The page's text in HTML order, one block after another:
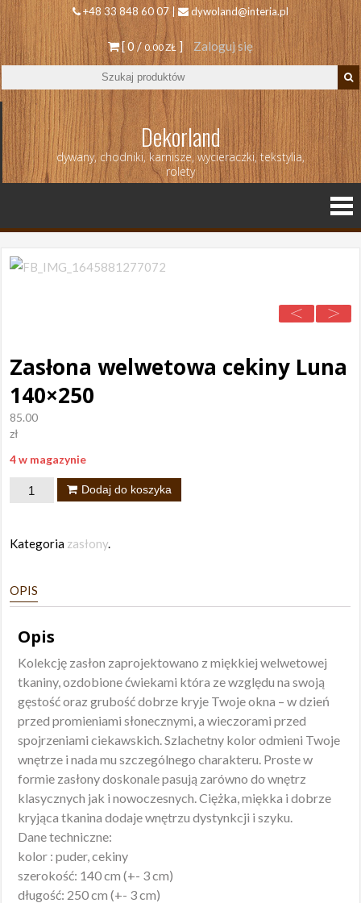
+48 33 848 60 07 | dywoland@interia.pl
[ 0 /0.00 ZŁ ] Zaloguj się
Dekorland
dywany, chodniki, karnisze, wycieraczki, tekstylia,
rolety
Zasłona welwetowa cekiny Luna
140×250
85.00
zł
4 w magazynie
ilość
cekiny
140x250
Dodaj do koszyka
Kategoria zasłony.
OPIS
Opis
Kolekcję zasłon zaprojektowano z miękkiej welwetowej
tkaniny, ozdobione ćwiekami która ze względu na swoją
gęstość oraz grubość dobrze kryje Twoje okna – w dzień
przed promieniami słonecznymi, a wieczorami przed
spojrzeniami ciekawskich. Szlachetny kolor odmieni Twoje
wnętrze i nada mu szczególnego charakteru. Proste w
formie zasłony doskonale pasują zarówno do wnętrz
klasycznych jak i nowoczesnych. Ciężka, miękka i dobrze
kryjąca tkanina dodaje wnętrzu dystynkcji i szyku.
Dane techniczne:
kolor : puder, cekiny
szerokość: 140 cm (+- 3 cm)
długość: 250 cm (+- 3 cm)